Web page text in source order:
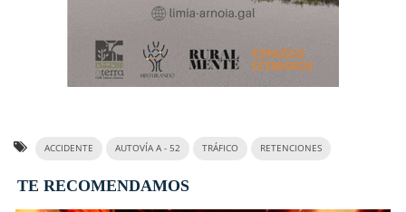
ACCIDENTE AUTOVÍA A - 52 TRÁFICO RETENCIONES
TE RECOMENDAMOS